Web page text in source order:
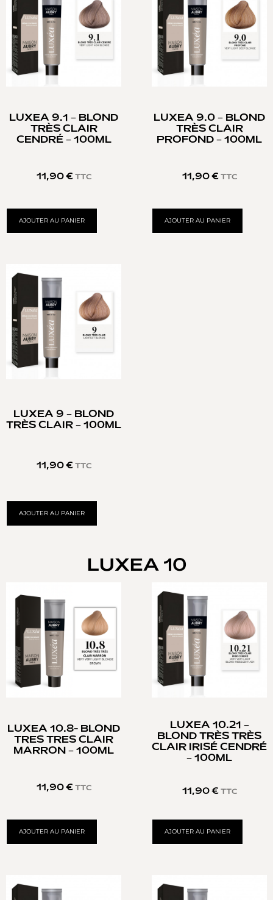
LUXEA 9.1 – BLOND
TRÈS CLAIR
CENDRÉ – 100ML
11,90 € TTC
AJOUTER AU PANIER
LUXEA 9.0 – BLOND
TRÈS CLAIR
PROFOND – 100ML
11,90 € TTC
AJOUTER AU PANIER
LUXEA 9 – BLOND
TRÈS CLAIR – 100ML
11,90 € TTC
AJOUTER AU PANIER
LUXEA 10
LUXEA 10.8- BLOND
TRES TRES CLAIR
MARRON – 100ML
11,90 € TTC
AJOUTER AU PANIER
LUXEA 10.21 –
BLOND TRÈS TRÈS
CLAIR IRISÉ CENDRÉ
– 100ML
11,90 € TTC
AJOUTER AU PANIER